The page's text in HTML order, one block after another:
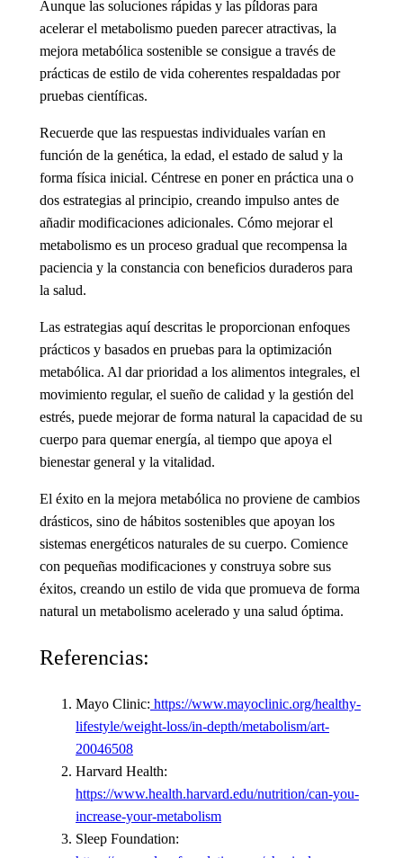
Aunque las soluciones rápidas y las píldoras para
acelerar el metabolismo pueden parecer atractivas, la
mejora metabólica sostenible se consigue a través de
prácticas de estilo de vida coherentes respaldadas por
pruebas científicas.
Recuerde que las respuestas individuales varían en
función de la genética, la edad, el estado de salud y la
forma física inicial. Céntrese en poner en práctica una o
dos estrategias al principio, creando impulso antes de
añadir modificaciones adicionales. Cómo mejorar el
metabolismo es un proceso gradual que recompensa la
paciencia y la constancia con beneficios duraderos para
la salud.
Las estrategias aquí descritas le proporcionan enfoques
prácticos y basados en pruebas para la optimización
metabólica. Al dar prioridad a los alimentos integrales, el
movimiento regular, el sueño de calidad y la gestión del
estrés, puede mejorar de forma natural la capacidad de su
cuerpo para quemar energía, al tiempo que apoya el
bienestar general y la vitalidad.
El éxito en la mejora metabólica no proviene de cambios
drásticos, sino de hábitos sostenibles que apoyan los
sistemas energéticos naturales de su cuerpo. Comience
con pequeñas modificaciones y construya sobre sus
éxitos, creando un estilo de vida que promueva de forma
natural un metabolismo acelerado y una salud óptima.
Referencias:
Mayo Clinic: https://www.mayoclinic.org/healthy-
lifestyle/weight-loss/in-depth/metabolism/art-
20046508
Harvard Health:
https://www.health.harvard.edu/nutrition/can-you-
increase-your-metabolism
Sleep Foundation: